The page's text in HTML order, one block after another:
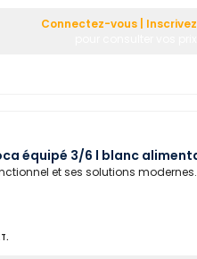
Connectez-vous |
équipé 3/6 l blanc
et ses solutions modernes.